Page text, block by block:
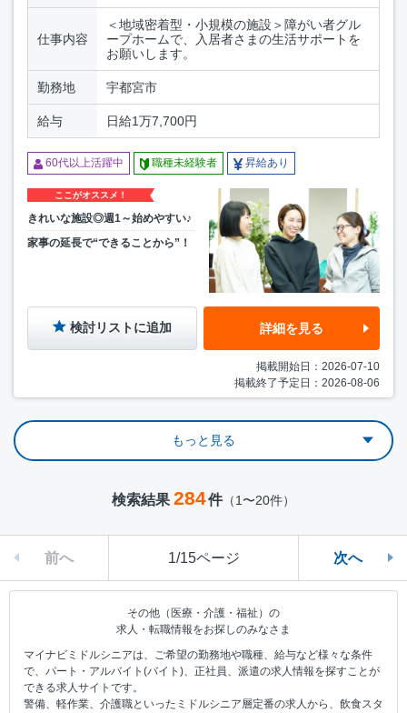
仕事内容
＜地域密着型・小規模の施設＞障がい者グル
ープホームで、入居者さまの生活サポートを
お願いします。
勤務地 宇都宮市
給与 日給1万7,700円
60代以上活躍中 職種未経験者 昇給あり
ここがオススメ！
きれいな施設◎週1～始めやすい♪
家事の延長で“できることから”！
検討リストに追加 詳細を見る
掲載開始日：2026-07-10
掲載終了予定日：2026-08-06
もっと見る
検索結果 284件（1〜20件）
前へ 1/15ページ 次へ
その他（医療・介護・福祉）の
求人・転職情報をお探しのみなさま
マイナビミドルシニアは、ご希望の勤務地や職種、給与など様々な条件
で、パート・アルバイト(バイト)、正社員、派遣の求人情報を探すことが
できる求人サイトです。
警備、軽作業、介護職といったミドルシニア層定番の求人から、飲食スタ